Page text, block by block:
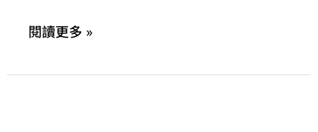
瓶
系
閱讀更多 »